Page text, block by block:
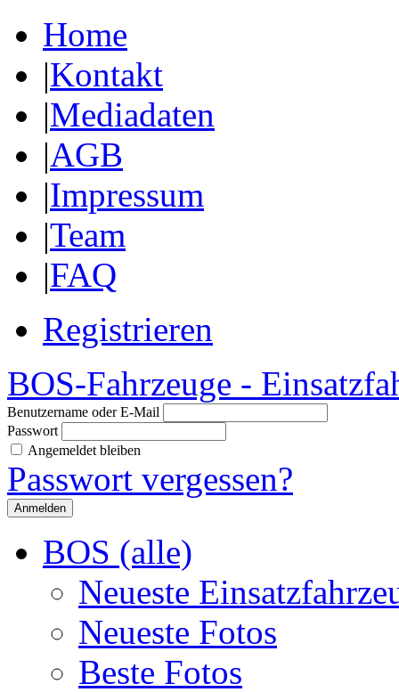
Home
|Kontakt
|Mediadaten
|AGB
|Impressum
|Team
|FAQ
Registrieren
BOS-Fahrzeuge -
Benutzername oder E-Mail
Passwort
Angemeldet bleiben
Passwort vergessen?
BOS (alle)
Neueste
Neueste Fotos
Beste Fotos